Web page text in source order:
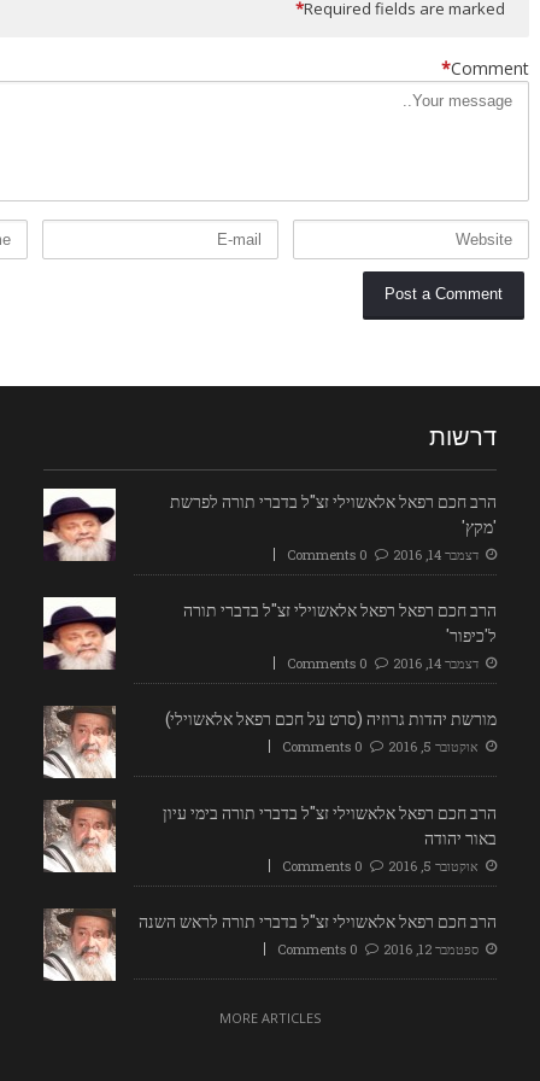
Required fields are marked
*
Comment
*
דרשות
הרב חכם רפאל אלאשוילי זצ"ל בדברי תורה לפרשת
'מקץ'
דצמבר 14, 2016
הרב חכם רפאל רפאל אלאשוילי זצ"ל בדברי תורה
ל'כיפור'
דצמבר 14, 2016
מורשת יהדות גרוזיה (סרט על חכם רפאל אלאשוילי)
אוקטובר 5, 2016
הרב חכם רפאל אלאשוילי זצ"ל בדברי תורה בימי עיון
באור יהודה
אוקטובר 5, 2016
הרב חכם רפאל אלאשוילי זצ"ל בדברי תורה לראש השנה
ספטמבר 12, 2016
MORE ARTICLES